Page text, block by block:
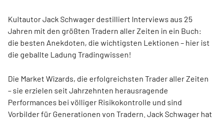
Kultautor Jack Schwager destilliert Interviews aus 25
Jahren mit den größten Tradern aller Zeiten in ein Buch:
die besten Anekdoten, die wichtigsten Lektionen – hier ist
die geballte Ladung Tradingwissen!
Die Market Wizards, die erfolgreichsten Trader aller Zeiten
– sie erzielen seit Jahrzehnten herausragende
Performances bei völliger Risikokontrolle und sind
Vorbilder für Generationen von Tradern. Jack Schwager hat